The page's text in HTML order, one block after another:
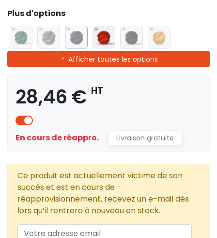
Plus d'options
Afficher toutes les options
28,46 € HT
En cours de réappro. Livraison gratuite
Ce produit est actuellement victime de son
succès et est en cours de
réapprovisionnement, recevez un e-mail dès
lors qu’il rentrera à nouveau en stock.